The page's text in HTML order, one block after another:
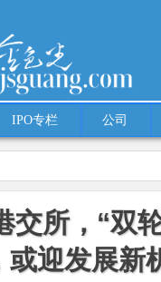
IPO专栏 公司
'multiple' (this will throw
重磅订单加持，或迎发展新机遇
交所，“双
或迎发展新